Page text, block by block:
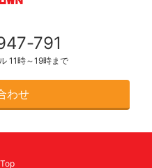
791
11時～19時まで
わせ